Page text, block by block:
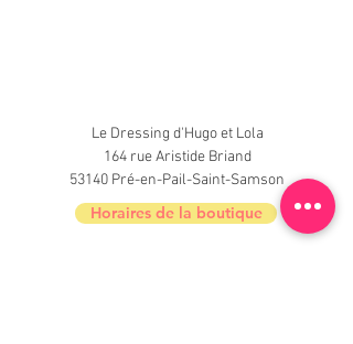
Le Dressing d'Hugo et Lola
164 rue Aristide Briand
53140 Pré-en-Pail-Saint-Samson
Horaires de la boutique